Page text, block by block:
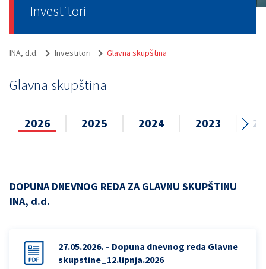
Investitori
INA, d.d. Investitori Glavna skupština
Glavna skupština
2026 2025 2024 2023
DOPUNA DNEVNOG REDA ZA GLAVNU SKUPŠTINU
INA, d.d.
27.05.2026. – Dopuna dnevnog reda Glavne
skupstine_12.lipnja.2026